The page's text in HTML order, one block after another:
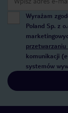
Wyrażam
Poland Sp. z
przetwarzaniu
komunikacji
systemów